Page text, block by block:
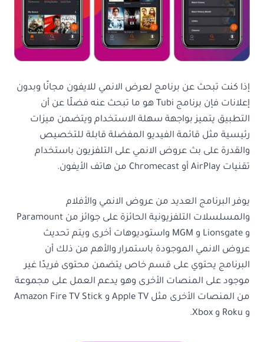
إذا كنت تبحث عن برنامج لعرض الانمي للايفون مجانًا وبدون
إعلانات فإن برنامج Tubi هو ما تبحث عنه فضلًا عن أن
التطبيق يتميز بواجهة سهلة الاستخدام ويتضمن ميزات
رئيسية مثل قائمة الفيديو المفضلة قابلة للتخصيص
والقدرة على بث عروض الانمي على التلفزيون باستخدام
تقنيات AirPlay أو Chromecast من هاتف الأيفون.
يوفر البرنامج العديد من عروض الانمي والأفلام
والمسلسلات التلفزيونية الحائزة على جوائز من Paramount
و Lionsgate و MGM واستوديوهات أخرى ويتم تحديث
عروض الانمي الموجودة باستمرار والأهم من ذلك أن
البرنامج يحتوي على قسم خاص يتضمن محتوى فريدًا غير
موجود على المنصات الأخرى وهو يدعم العمل على مجموعة
من المنصات الأخرى مثل Apple TV و Amazon Fire TV Stick
و Roku و Xbox.